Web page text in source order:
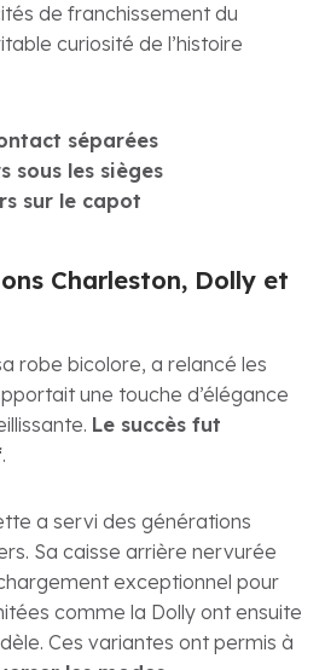
de franchissement du
curiosité de l’histoire
séparées
sous les sièges
sur le capot
Charleston, Dolly et
robe bicolore, a relancé les
une touche d’élégance
Le succès fut
.
a servi des générations
Sa caisse arrière nervurée
exceptionnel pour
comme la Dolly ont ensuite
Ces variantes ont permis à